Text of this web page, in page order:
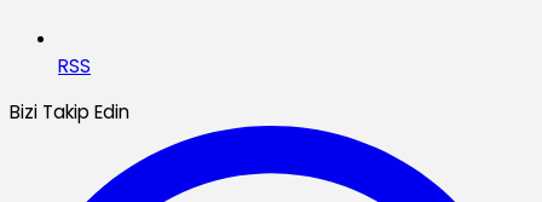
RSS
Bizi Takip Edin